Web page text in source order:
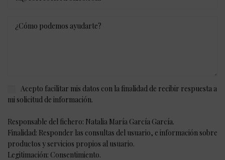
Acepto facilitar mis datos con la finalidad de recibir respuesta a
mi solicitud de información.
Responsable del fichero: Natalia María García García.
Finalidad: Responder las consultas del usuario, e información sobre
productos y servicios propios al usuario.
Legitimación: Consentimiento.